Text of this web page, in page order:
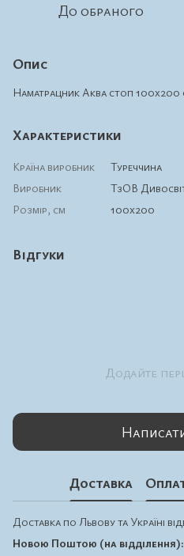
До обраного
Опис
Наматрацник Аква стоп 100х200
Характеристики
Країна виробник
Туреччина
Виробник
ТзОВ
Розмір, см
100х200
Відгуки
Додайте
Доставка
Доставка по Львову та Україні
Новою Поштою (на відділення):